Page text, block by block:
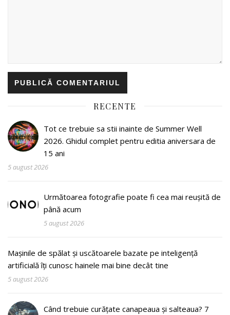
RECENTE
Tot ce trebuie sa stii inainte de Summer Well
2026. Ghidul complet pentru editia aniversara de
15 ani
5 august 2026
Următoarea fotografie poate fi cea mai reușită de
până acum
5 august 2026
Mașinile de spălat și uscătoarele bazate pe inteligență
artificială îți cunosc hainele mai bine decât tine
5 august 2026
Când trebuie curățate canapeaua și salteaua? 7